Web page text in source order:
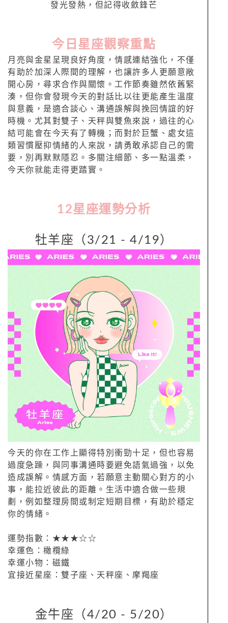
發光發熱，但記得收斂鋒芒
今日星座觀察重點
月亮與金星呈現良好角度，情感連結強化，不僅
有助於加深人際間的理解，也讓許多人更願意敞
開心房，尋求合作與關懷。工作節奏雖然依舊緊
湊，但你會發現今天的對話比以往更能產生溫度
與意義，是適合談心、溝通誤解與挽回情誼的好
時機。尤其對雙子、天秤與雙魚來說，過往的心
結可能會在今天有了轉機；而對於巨蟹、處女這
類習慣壓抑情緒的人來說，請勇敢承認自己的需
要，別再默默隱忍。多關注細節、多一點溫柔，
今天你就能走得更踏實。
12星座運勢分析
牡羊座（3/21 - 4/19）
今天的你在工作上顯得特別衝勁十足，但也容易
過度急躁，與同事溝通時要避免語氣過強，以免
造成誤解。情感方面，若願意主動關心對方的小
事，能拉近彼此的距離。生活中適合做一些規
劃，例如整理房間或制定短期目標，有助於穩定
你的情緒。
運勢指數：★★★☆☆
幸運色：橄欖綠
幸運小物：磁鐵
宜接近星座：雙子座、天秤座、摩羯座
金牛座（4/20 - 5/20）